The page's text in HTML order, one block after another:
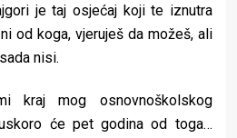
je taj osjećaj koji te iznutra
od koga, vjeruješ da možeš, ali
nisi.
mog osnovnoškolskog
će pet godina od toga…